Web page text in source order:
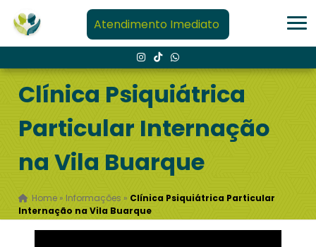
Atendimento Imediato
Clínica Psiquiátrica
Particular Internação
na Vila Buarque
Home » Informações » Clínica Psiquiátrica Particular
Internação na Vila Buarque